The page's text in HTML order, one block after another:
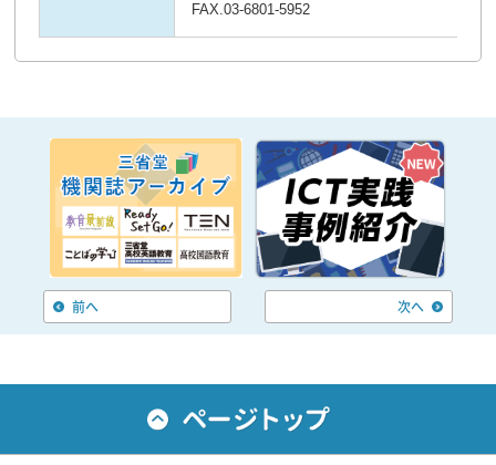
FAX.03-6801-5952
前へ 次へ